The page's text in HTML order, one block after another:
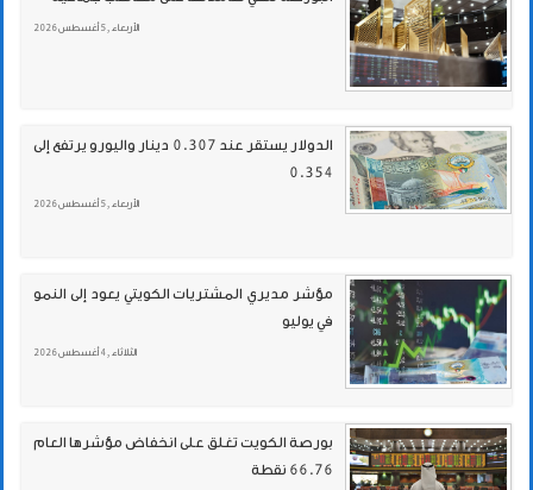
الأربعاء , 5 أغسطس 2026
الدولار يستقر عند 0.307 دينار واليورو يرتفع إلى
0.354
الأربعاء , 5 أغسطس 2026
مؤشر مديري المشتريات الكويتي يعود إلى النمو
في يوليو
الثلاثاء , 4 أغسطس 2026
بورصة الكويت تغلق على انخفاض مؤشرها العام
66.76 نقطة